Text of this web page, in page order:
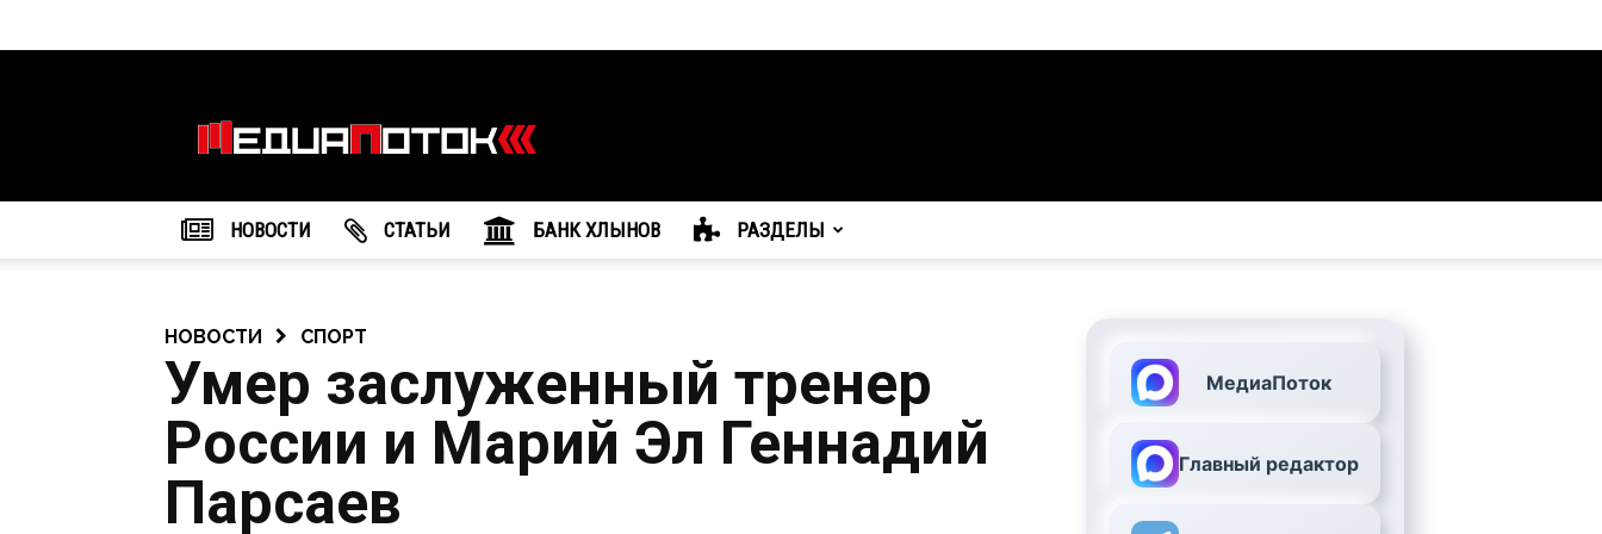
агентство
"МедиаПоток"
НОВОСТИ CТАТЬИ БАНК ХЛЫНОВ РАЗДЕЛЫ
НОВОСТИ СПОРТ
Умер заслуженный тренер
России и Марий Эл Геннадий
Парсаев
МедиаПоток
Главный редактор